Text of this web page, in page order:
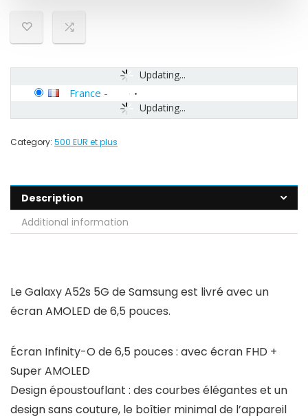
Updating...
Updating...
France -
Category: 500 EUR et plus
Description
Additional information
Le Galaxy A52s 5G de Samsung est livré avec un
écran AMOLED de 6,5 pouces.
Écran Infinity-O de 6,5 pouces : avec écran FHD +
Super AMOLED
Design époustouflant : des courbes élégantes et un
design sans couture, le boîtier minimal de l’appareil